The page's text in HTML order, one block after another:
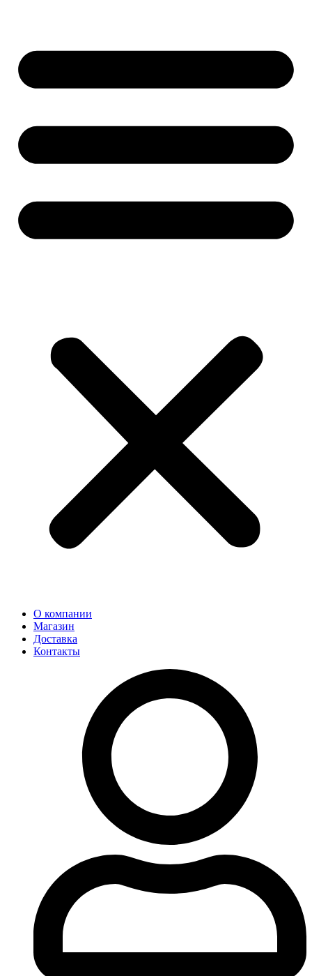
О компании
Магазин
Доставка
Контакты